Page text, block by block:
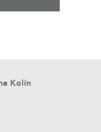
Kolín